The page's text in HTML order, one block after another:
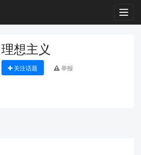
理想主义
关注话题 举报